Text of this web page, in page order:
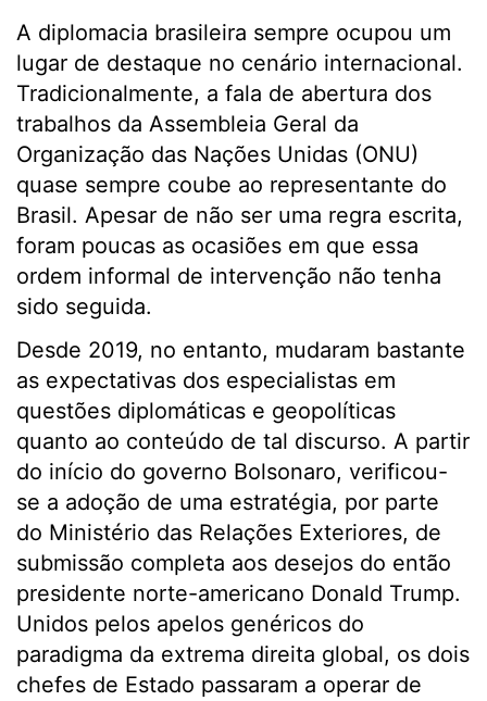
A diplomacia brasileira sempre ocupou um
lugar de destaque no cenário internacional.
Tradicionalmente, a fala de abertura dos
trabalhos da Assembleia Geral da
Organização das Nações Unidas (ONU)
quase sempre coube ao representante do
Brasil. Apesar de não ser uma regra escrita,
foram poucas as ocasiões em que essa
ordem informal de intervenção não tenha
sido seguida.
Desde 2019, no entanto, mudaram bastante
as expectativas dos especialistas em
questões diplomáticas e geopolíticas
quanto ao conteúdo de tal discurso. A partir
do início do governo Bolsonaro, verificou-
se a adoção de uma estratégia, por parte
do Ministério das Relações Exteriores, de
submissão completa aos desejos do então
presidente norte-americano Donald Trump.
Unidos pelos apelos genéricos do
paradigma da extrema direita global, os dois
chefes de Estado passaram a operar de